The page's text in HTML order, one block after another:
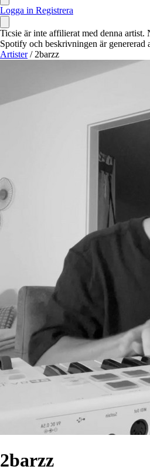
Logga in Registrera
Ticsie är inte affilierat med denna artist.
Spotify och beskrivningen är genererad
Artister / 2barzz
2barzz